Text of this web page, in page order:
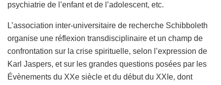
psychiatrie de l’enfant et de l’adolescent, etc.
L’association inter-universitaire de recherche Schibboleth
organise une réflexion transdisciplinaire et un champ de
confrontation sur la crise spirituelle, selon l’expression de
Karl Jaspers, et sur les grandes questions posées par les
Évènements du XXe siècle et du début du XXIe, dont